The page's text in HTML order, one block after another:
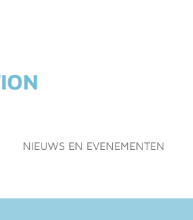
NIEUWS EN EVENEMENTEN